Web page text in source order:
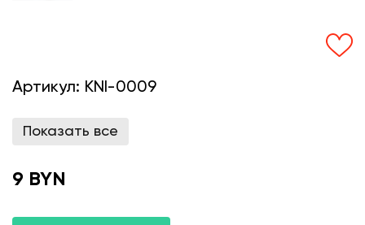
Артикул: KNI-0009
Показать все
9 BYN